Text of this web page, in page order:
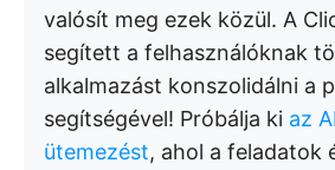
valósít meg ezek közül. A
segített a felhasználóknak
alkalmazást konszolidálni a
segítségével! Próbálja ki az
ütemezést, ahol a feladatok